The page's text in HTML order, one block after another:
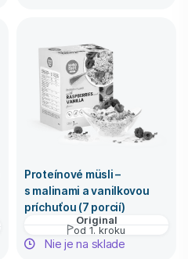
Proteínové müsli –
s malinami a vanilkovou
príchuťou (7 porcií)
Original
od 1. kroku
Nie je na sklade